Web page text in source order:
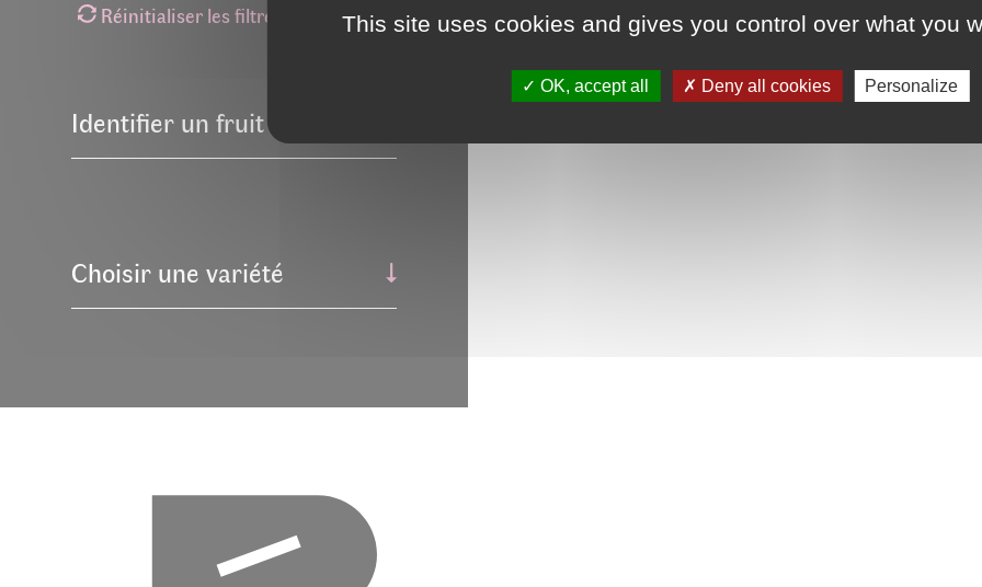
Réinitialiser les filtres
Identifier un fruit
Choisir une variété
This site uses cookies and gives you control over what you
OK, accept all Deny all cookies Personalize